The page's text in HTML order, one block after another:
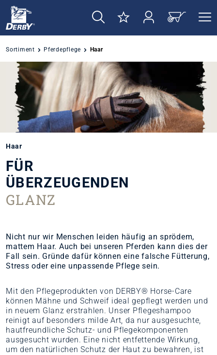
springen
Sortiment Pferdepflege Haar
Haar
FÜR
ÜBERZEUGENDEN
GLANZ
Nicht nur wir Menschen leiden häufig an sprödem,
mattem Haar. Auch bei unseren Pferden kann dies der
Fall sein. Gründe dafür können eine falsche Fütterung,
Stress oder eine unpassende Pflege sein.
Mit den Pflegeprodukten von DERBY® Horse-Care
können Mähne und Schweif ideal gepflegt werden und
in neuem Glanz erstrahlen. Unser Pflegeshampoo
reinigt auf besonders milde Art, da nur ausgesuchte,
hautfreundliche Schutz- und Pflegekomponenten
ausgesucht wurden. Eine nicht entfettende Wirkung,
um den natürlichen Schutz der Haut zu bewahren, ist